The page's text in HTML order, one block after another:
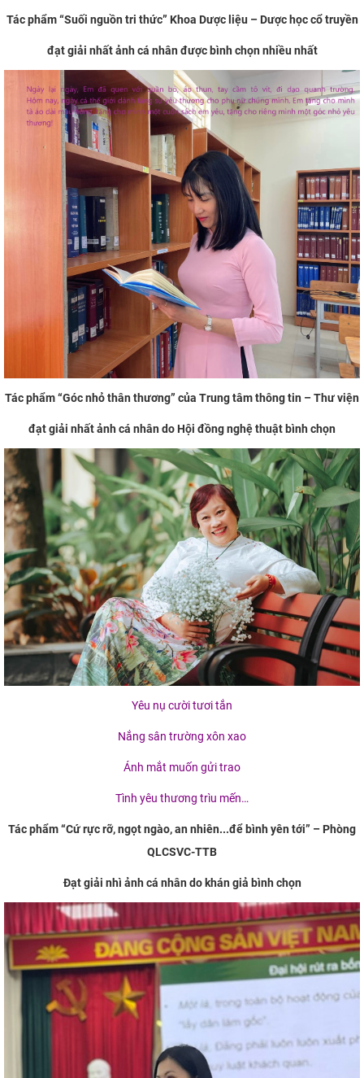
Tác phẩm “Suối nguồn tri thức” Khoa Dược liệu – Dược học cổ truyền
đạt giải nhất ảnh cá nhân được bình chọn nhiều nhất
Tác phẩm “Góc nhỏ thân thương” của Trung tâm thông tin – Thư viện
đạt giải nhất ảnh cá nhân do Hội đồng nghệ thuật bình chọn
Yêu nụ cười tươi tắn
Nắng sân trường xôn xao
Ánh mắt muốn gửi trao
Tình yêu thương trìu mến…
Tác phẩm “Cứ rực rỡ, ngọt ngào, an nhiên...để bình yên tới” – Phòng
QLCSVC-TTB
Đạt giải nhì ảnh cá nhân do khán giả bình chọn